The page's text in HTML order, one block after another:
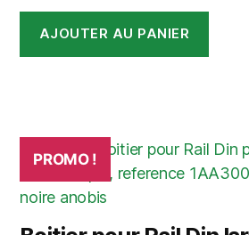
initial
était :
actuel
est :
AJOUTER AU PANIER
PROMO !